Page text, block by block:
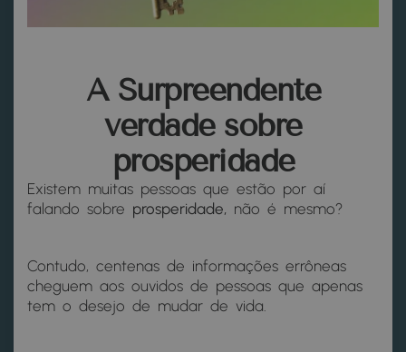
A Surpreendente
verdade sobre
prosperidade
Existem muitas pessoas que estão por aí
falando sobre prosperidade, não é mesmo?
Contudo, centenas de informações errôneas
cheguem aos ouvidos de pessoas que apenas
tem o desejo de mudar de vida.